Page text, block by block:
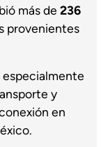
más de 236
provenientes
especialmente
y
en